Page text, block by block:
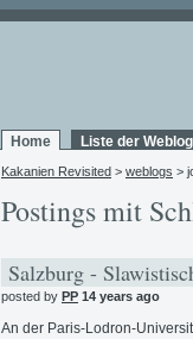
Home Liste der
Kakanien Revisited > weblogs >
Postings mit
Salzburg -
posted by PP 14 years ago
An der Paris-Lodron-